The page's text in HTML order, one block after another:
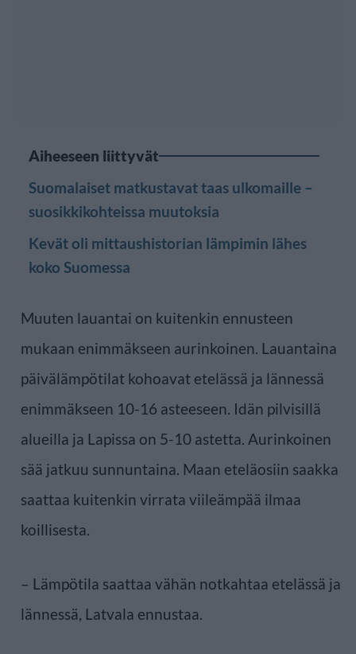
Aiheeseen liittyvät
Suomalaiset matkustavat taas ulkomaille –
suosikkikohteissa muutoksia
Kevät oli mittaushistorian lämpimin lähes
koko Suomessa
Muuten lauantai on kuitenkin ennusteen
mukaan enimmäkseen aurinkoinen. Lauantaina
päivälämpötilat kohoavat etelässä ja lännessä
enimmäkseen 10-16 asteeseen. Idän pilvisillä
alueilla ja Lapissa on 5-10 astetta. Aurinkoinen
sää jatkuu sunnuntaina. Maan eteläosiin saakka
saattaa kuitenkin virrata viileämpää ilmaa
koillisesta.
– Lämpötila saattaa vähän notkahtaa etelässä ja
lännessä, Latvala ennustaa.